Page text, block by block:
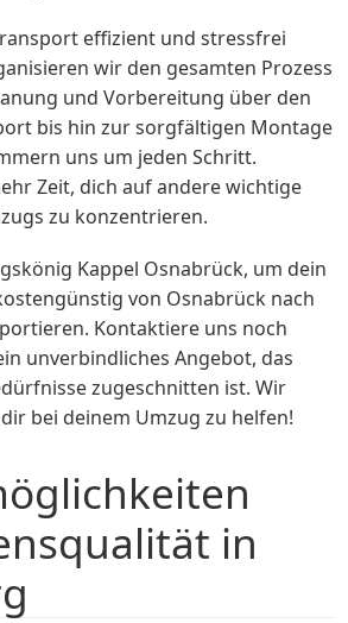
effizient und stressfrei
wir den gesamten Prozess
und Vorbereitung über den
bis hin zur sorgfältigen Montage
uns um jeden Schritt.
Zeit, dich auf andere wichtige
zu konzentrieren.
Kappel Osnabrück, um dein
von Osnabrück nach
Kontaktiere uns noch
unverbindliches Angebot, das
zugeschnitten ist. Wir
bei deinem Umzug zu helfen!
in